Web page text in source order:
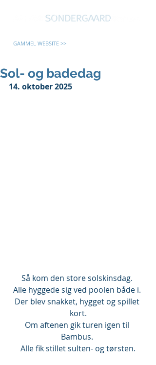
GAMMEL WEBSITE >>
Sol- og badedag
14. oktober 2025
Så kom den store solskinsdag.
Alle hyggede sig ved poolen både i.
Der blev snakket, hygget og spillet
kort.
Om aftenen gik turen igen til
Bambus.
Alle fik stillet sulten- og tørsten.